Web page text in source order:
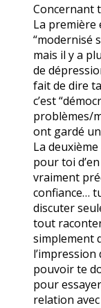
Concernant
La première
“modernisé
mais il y a
de
fait de dire
c’est
problèmes/
ont gardé
La
pour toi
vraiment
confiance…
discuter
tout
simplement
l’impression
pouvoir te
pour
relation